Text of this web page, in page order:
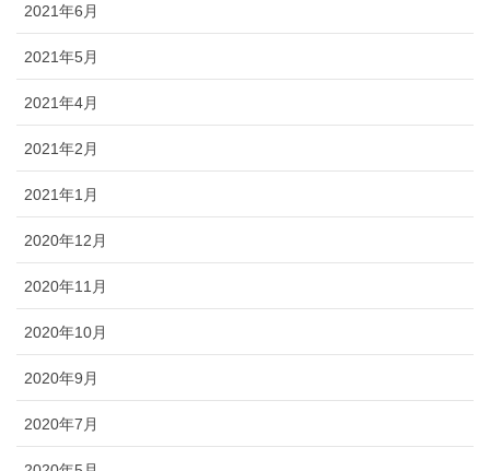
2021年6月
2021年5月
2021年4月
2021年2月
2021年1月
2020年12月
2020年11月
2020年10月
2020年9月
2020年7月